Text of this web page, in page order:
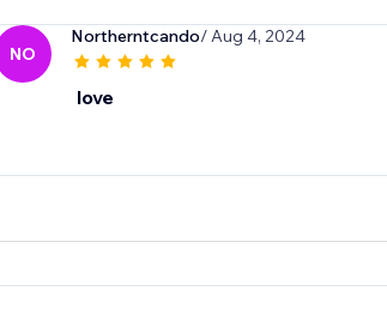
NO
Northerntcando/ Aug 4, 2024
love